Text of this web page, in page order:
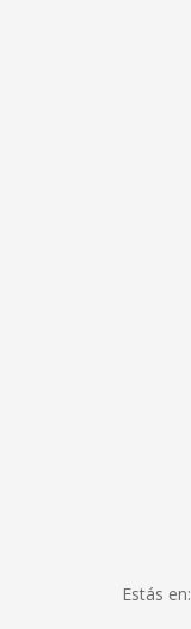
Estás en: